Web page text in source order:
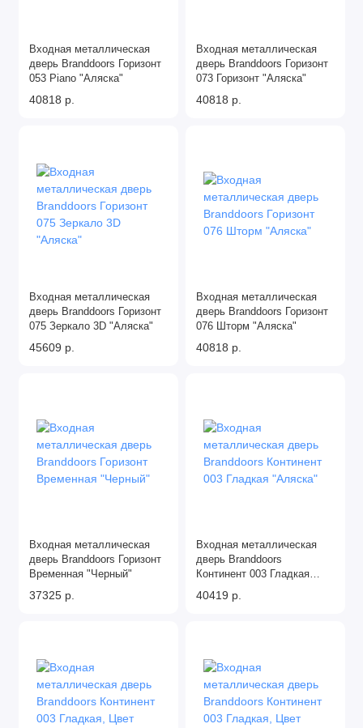
Входная металлическая
дверь Branddoors Горизонт
053 Piano "Аляска"
40818 р.
Входная металлическая
дверь Branddoors Горизонт
073 Горизонт "Аляска"
40818 р.
Входная металлическая
дверь Branddoors Горизонт
075 Зеркало 3D "Аляска"
45609 р.
Входная металлическая
дверь Branddoors Горизонт
076 Шторм "Аляска"
40818 р.
Входная металлическая
дверь Branddoors Горизонт
Временная "Черный"
37325 р.
Входная металлическая
дверь Branddoors
Континент 003 Гладкая
"Аляска"
40419 р.